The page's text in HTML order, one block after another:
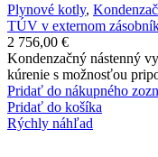
Plynové kotly,
TÚV v externom
2 756,00 €
Kondenzačný nástenný
kúrenie s možnosťou
Pridať do nákupného
Pridať do košíka
Rýchly náhľad